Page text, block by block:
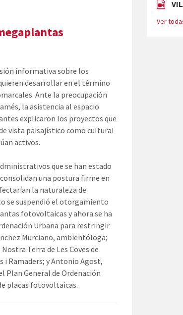
informativa sobre los
desarrollar en el término
Ante la preocupación
la asistencia al espacio
explicaron los proyectos que
vista paisajístico como cultural
activos.
que se han estado
una postura firme en
la naturaleza de
se suspendió el otorgamiento
fotovoltaicas y ahora se ha
Urbana para restringir
Murciano, ambientóloga;
Terra de Les Coves de
i Ramaders; y Antonio Agost,
Plan General de Ordenación
placas fotovoltaicas.
Ver